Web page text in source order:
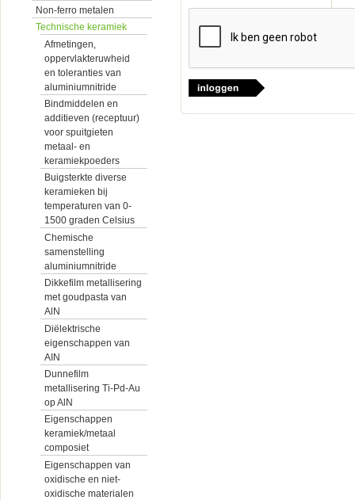
Non-ferro metalen
Technische keramiek
Afmetingen,
oppervlakteruwheid
en toleranties van
aluminiumnitride
Bindmiddelen en
additieven (receptuur)
voor spuitgieten
metaal- en
keramiekpoeders
Buigsterkte diverse
keramieken bij
temperaturen van 0-
1500 graden Celsius
Chemische
samenstelling
aluminiumnitride
Dikkefilm metallisering
met goudpasta van
AlN
Diëlektrische
eigenschappen van
AIN
Dunnefilm
metallisering Ti-Pd-Au
op AlN
Eigenschappen
keramiek/metaal
composiet
Eigenschappen van
oxidische en niet-
oxidische materialen